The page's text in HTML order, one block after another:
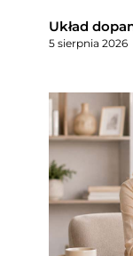
Układ
5 sierpnia 2026